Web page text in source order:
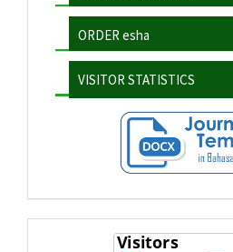
ORDER esha
VISITOR STATISTICS